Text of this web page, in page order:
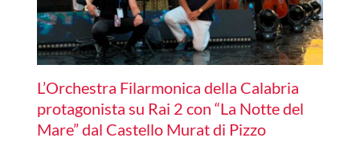
L’Orchestra Filarmonica della Calabria
protagonista su Rai 2 con “La Notte del
Mare” dal Castello Murat di Pizzo